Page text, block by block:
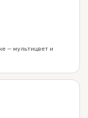
— мультицвет и